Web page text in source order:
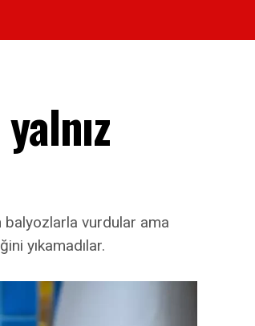
balyozlarla vurdular ama
yıkamadılar.